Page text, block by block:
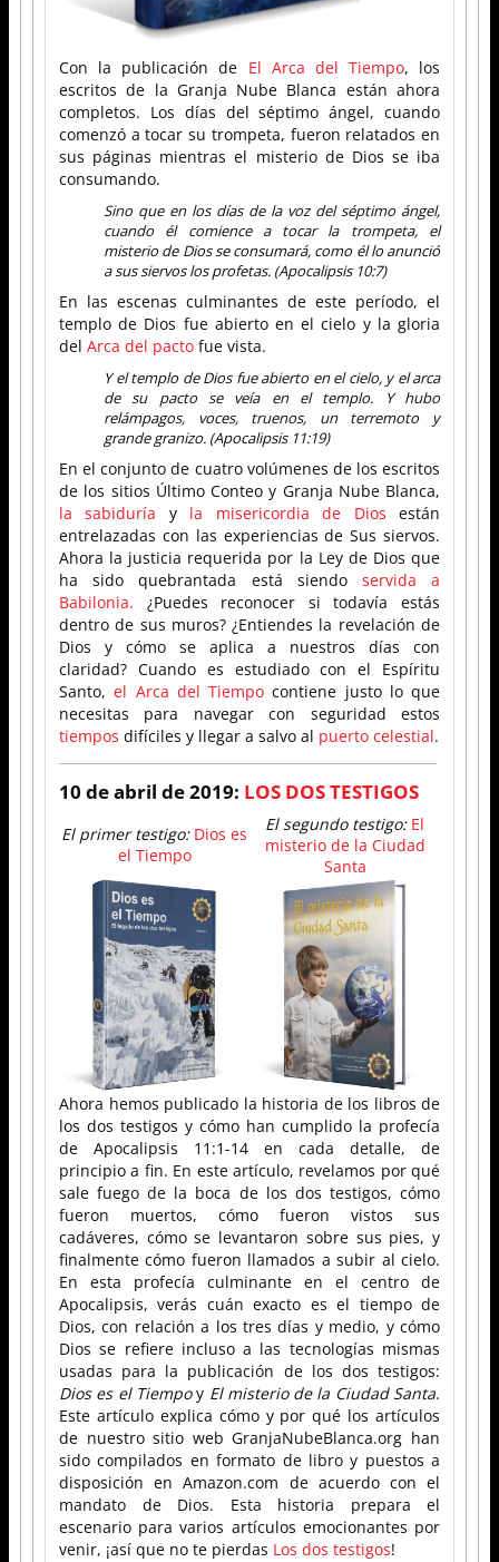
Con la publicación de El Arca del Tiempo, los
escritos de la Granja Nube Blanca están ahora
completos. Los días del séptimo ángel, cuando
comenzó a tocar su trompeta, fueron relatados en
sus páginas mientras el misterio de Dios se iba
consumando.
Sino que en los días de la voz del séptimo ángel,
cuando él comience a tocar la trompeta, el
misterio de Dios se consumará, como él lo anunció
a sus siervos los profetas. (Apocalipsis 10:7)
En las escenas culminantes de este período, el
templo de Dios fue abierto en el cielo y la gloria
del Arca del pacto fue vista.
Y el templo de Dios fue abierto en el cielo, y el arca
de su pacto se veía en el templo. Y hubo
relámpagos, voces, truenos, un terremoto y
grande granizo. (Apocalipsis 11:19)
En el conjunto de cuatro volúmenes de los escritos
de los sitios Último Conteo y Granja Nube Blanca,
la sabiduría y la misericordia de Dios están
entrelazadas con las experiencias de Sus siervos.
Ahora la justicia requerida por la Ley de Dios que
ha sido quebrantada está siendo servida a
Babilonia. ¿Puedes reconocer si todavía estás
dentro de sus muros? ¿Entiendes la revelación de
Dios y cómo se aplica a nuestros días con
claridad? Cuando es estudiado con el Espíritu
Santo,el Arca del Tiempo contiene justo lo que
necesitas para navegar con seguridad estos
tiempos difíciles y llegar a salvo al puerto celestial.
10 de abril de 2019: LOS DOS TESTIGOS
El primer testigo: Dios es
el Tiempo
El segundo testigo: El
misterio de la Ciudad
Santa
Ahora hemos publicado la historia de los libros de
los dos testigos y cómo han cumplido la profecía
de Apocalipsis 11:1-14 en cada detalle, de
principio a fin. En este artículo, revelamos por qué
sale fuego de la boca de los dos testigos, cómo
fueron muertos, cómo fueron vistos sus
cadáveres, cómo se levantaron sobre sus pies, y
finalmente cómo fueron llamados a subir al cielo.
En esta profecía culminante en el centro de
Apocalipsis, verás cuán exacto es el tiempo de
Dios, con relación a los tres días y medio, y cómo
Dios se refiere incluso a las tecnologías mismas
usadas para la publicación de los dos testigos:
Dios es el Tiempoy El misterio de la Ciudad Santa.
Este artículo explica cómo y por qué los artículos
de nuestro sitio web GranjaNubeBlanca.org han
sido compilados en formato de libro y puestos a
disposición en Amazon.com de acuerdo con el
mandato de Dios. Esta historia prepara el
escenario para varios artículos emocionantes por
venir, ¡así que no te pierdas Los dos testigos!